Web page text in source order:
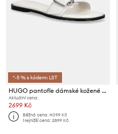
*-5 % s kódem: LST
HUGO pantofle dámské kožené Amaryl
Aktuální cena:
2699 Kč
Běžná cena:4099 Kč
Nejnižší cena:2899 Kč